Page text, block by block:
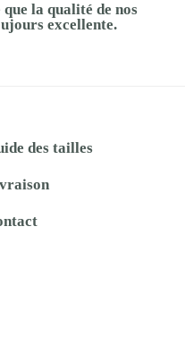
que la qualité de nos
excellente.
des tailles